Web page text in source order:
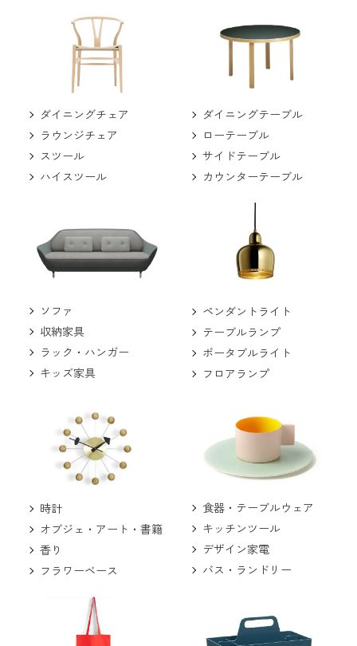
ダイニングチェア
ラウンジチェア
スツール
ハイスツール
ダイニングテーブル
ローテーブル
サイドテーブル
カウンターテーブル
ソファ
収納家具
ラック・ハンガー
キッズ家具
ペンダントライト
テーブルランプ
ポータブルライト
フロアランプ
時計
オブジェ・アート・書籍
香り
フラワーベース
食器・テーブルウェア
キッチンツール
デザイン家電
バス・ランドリー